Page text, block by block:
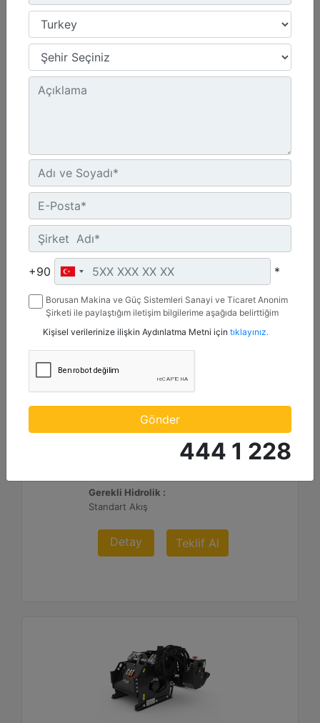
Çalışma Genişliği :
39.4 inç - 1000 mm
Detay
Çalışma Genişliği :
17.7 inç - 450 mm
Maksimum Kesme Derinliği :
Gerekli Hidrolik :
Standart Akış
Detay Teklif Al
+90 *
Borusan Makina ve Güç Sistemleri Sanayi ve Ticaret Anonim
Şirketi ile paylaştığım iletişim bilgilerime aşağıda belirttiğim
mesaj gönderilmesine izin veriyorum.
Kişisel verilerinize ilişkin Aydınlatma Metni için tıklayınız.
Gönder
444 1 228